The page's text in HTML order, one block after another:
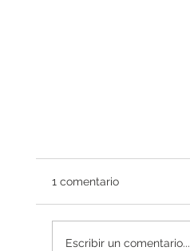
1 comentario
Escribir un comentario...